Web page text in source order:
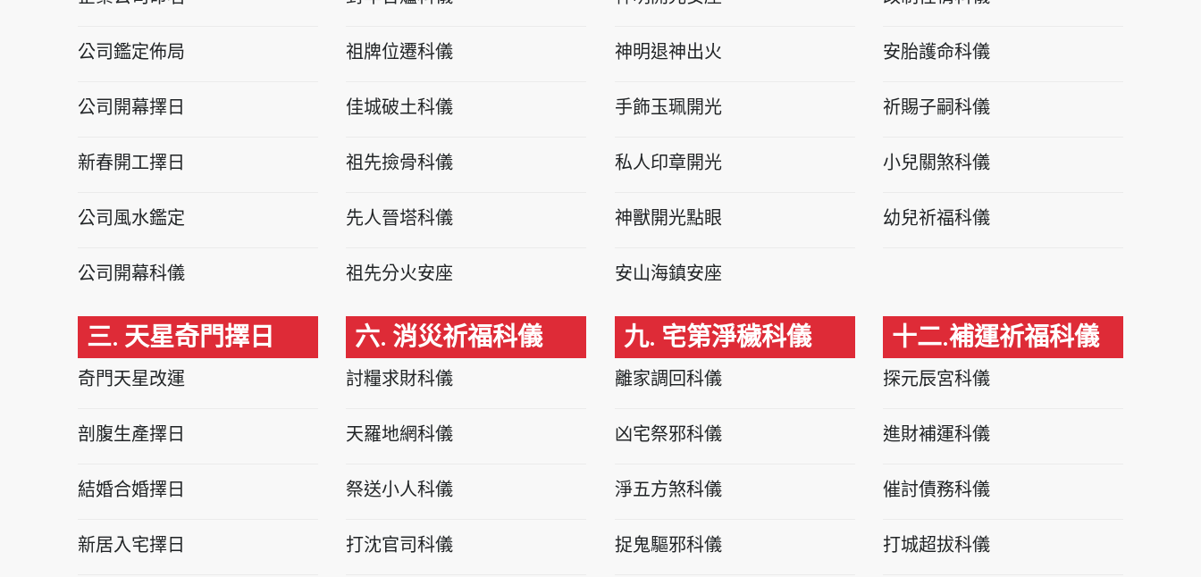
公司鑑定佈局
公司開幕擇日
新春開工擇日
公司風水鑑定
公司開幕科儀
三. 天星奇門擇日
奇門天星改運
剖腹生產擇日
結婚合婚擇日
新居入宅擇日
祖牌位遷科儀
佳城破土科儀
祖先撿骨科儀
先人晉塔科儀
祖先分火安座
六. 消災祈福科儀
討糧求財科儀
天羅地網科儀
祭送小人科儀
打沈官司科儀
神明退神出火
手飾玉珮開光
私人印章開光
神獸開光點眼
安山海鎮安座
九. 宅第淨穢科儀
離家調回科儀
凶宅祭邪科儀
淨五方煞科儀
捉鬼驅邪科儀
安胎護命科儀
祈賜子嗣科儀
小兒關煞科儀
幼兒祈福科儀
十二.補運祈福科儀
探元辰宮科儀
進財補運科儀
催討債務科儀
打城超拔科儀